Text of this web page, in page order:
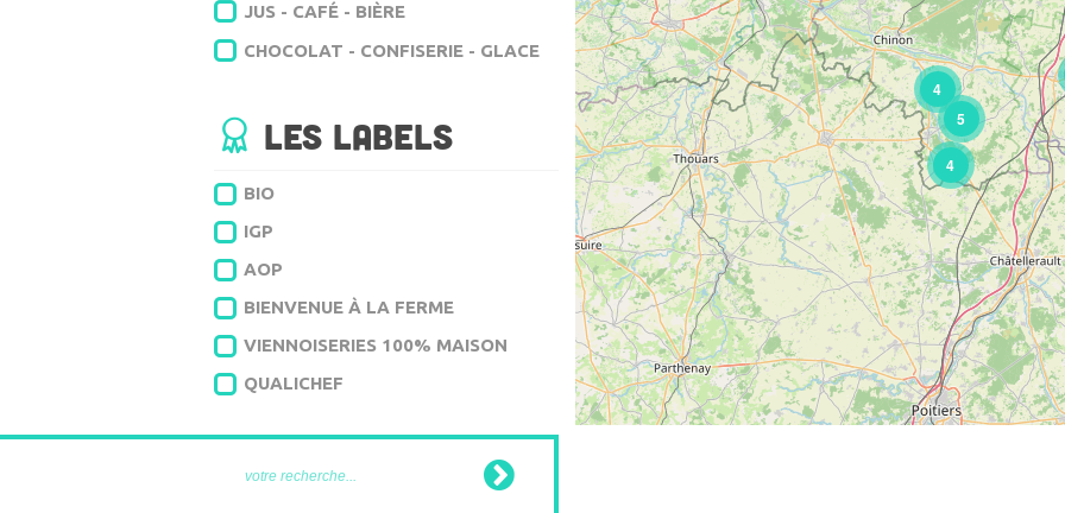
JUS - CAFÉ - BIÈRE
CHOCOLAT - CONFISERIE - GLACE
Les labels
BIO
IGP
AOP
BIENVENUE À LA FERME
VIENNOISERIES 100% MAISON
QUALICHEF
5
4
4